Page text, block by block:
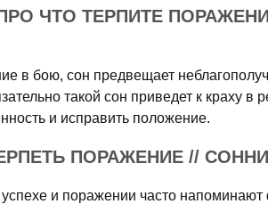
ЧТО ТЕРПИТЕ
в бою, сон предвещает
такой сон приведет к краху в
и исправить положение.
ПОРАЖЕНИЕ //
и поражении часто